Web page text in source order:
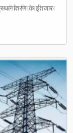
के लिए बड़ी खबर